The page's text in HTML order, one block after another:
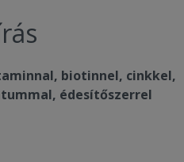
biotinnel, cinkkel,
édesítőszerrel